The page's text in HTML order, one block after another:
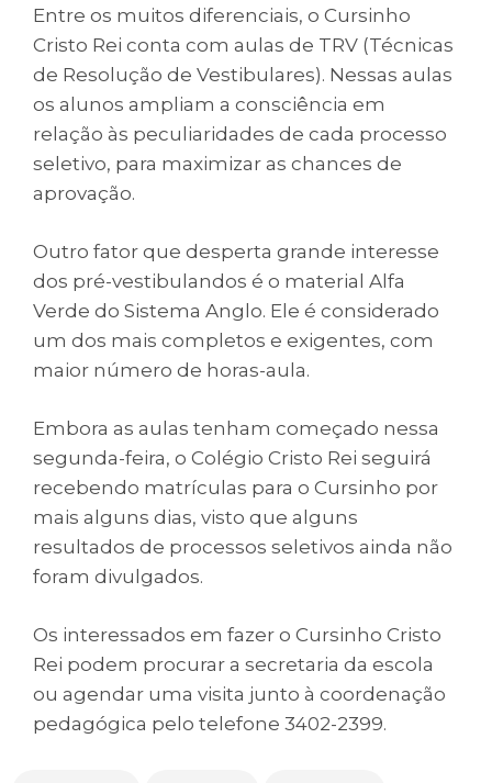
Entre os muitos diferenciais, o Cursinho
Cristo Rei conta com aulas de TRV (Técnicas
de Resolução de Vestibulares). Nessas aulas
os alunos ampliam a consciência em
relação às peculiaridades de cada processo
seletivo, para maximizar as chances de
aprovação.
Outro fator que desperta grande interesse
dos pré-vestibulandos é o material Alfa
Verde do Sistema Anglo. Ele é considerado
um dos mais completos e exigentes, com
maior número de horas-aula.
Embora as aulas tenham começado nessa
segunda-feira, o Colégio Cristo Rei seguirá
recebendo matrículas para o Cursinho por
mais alguns dias, visto que alguns
resultados de processos seletivos ainda não
foram divulgados.
Os interessados em fazer o Cursinho Cristo
Rei podem procurar a secretaria da escola
ou agendar uma visita junto à coordenação
pedagógica pelo telefone 3402-2399.